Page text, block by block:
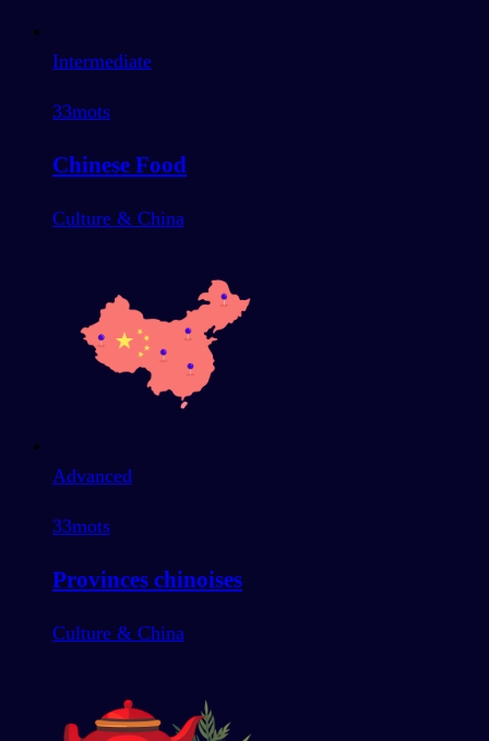
Intermediate
33mots
Chinese Food
Culture & China
Advanced
33mots
Provinces chinoises
Culture & China